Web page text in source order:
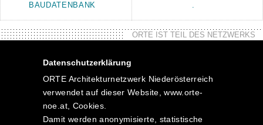
BAUDATENBANK .
ORTE IST TEIL DES NETZWERKS
Datenschutzerklärung
ORTE Architekturnetzwerk Niederösterreich
verwendet auf dieser Website, www.orte-
noe.at, Cookies.
Damit werden anonymisierte, statistische